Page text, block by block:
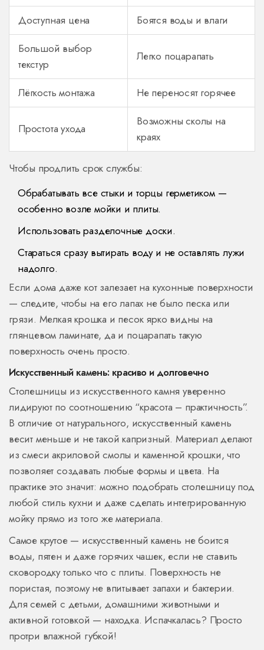
Доступная цена
Боятся воды и влаги
Большой выбор
текстур
Легко поцарапать
Лёгкость монтажа Не переносят горячее
Простота ухода
Возможны сколы на
краях
Чтобы продлить срок службы:
Обрабатывать все стыки и торцы герметиком —
особенно возле мойки и плиты.
Использовать разделочные доски.
Стараться сразу вытирать воду и не оставлять лужи
надолго.
Если дома даже кот залезает на кухонные поверхности
— следите, чтобы на его лапах не было песка или
грязи. Мелкая крошка и песок ярко видны на
глянцевом ламинате, да и поцарапать такую
поверхность очень просто.
Искусственный камень: красиво и долговечно
Столешницы из искусственного камня уверенно
лидируют по соотношению “красота – практичность”.
В отличие от натурального, искусственный камень
весит меньше и не такой капризный. Материал делают
из смеси акриловой смолы и каменной крошки, что
позволяет создавать любые формы и цвета. На
практике это значит: можно подобрать столешницу под
любой стиль кухни и даже сделать интегрированную
мойку прямо из того же материала.
Самое крутое — искусственный камень не боится
воды, пятен и даже горячих чашек, если не ставить
сковородку только что с плиты. Поверхность не
пористая, поэтому не впитывает запахи и бактерии.
Для семей с детьми, домашними животными и
активной готовкой — находка. Испачкалась? Просто
протри влажной губкой!